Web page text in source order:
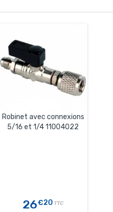
Robinet avec connexions
5/16 et 1/4 11004022
26€20 TTC